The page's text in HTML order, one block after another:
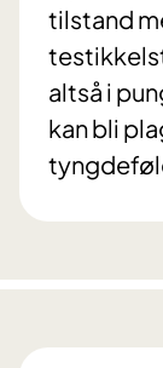
tilstand
altså i
kan bli